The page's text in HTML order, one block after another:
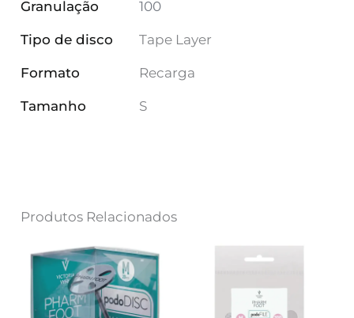
Granulação 100
Tipo de disco Tape Layer
Formato Recarga
Tamanho S
Produtos Relacionados